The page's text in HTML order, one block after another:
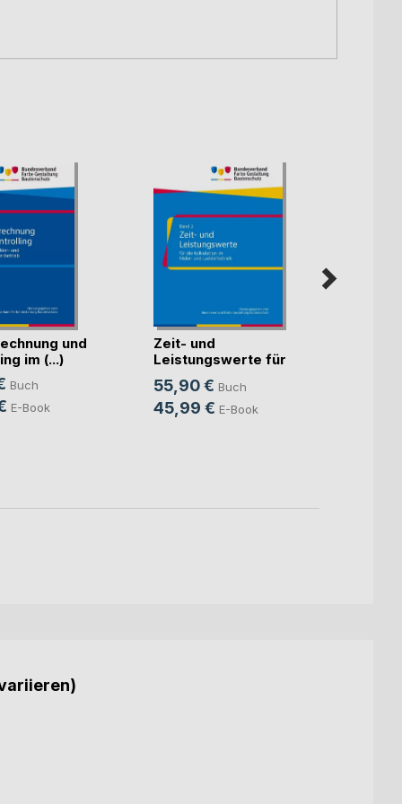
und
im (...)
Buch
E-Book
Zeit- und
Leistungswerte für
die K(...)
55,90 € Buch
45,99 € E-Book